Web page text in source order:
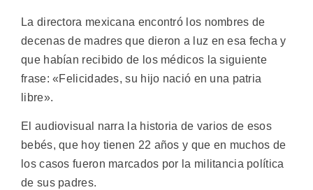
La directora mexicana encontró los nombres de
decenas de madres que dieron a luz en esa fecha y
que habían recibido de los médicos la siguiente
frase: «Felicidades, su hijo nació en una patria
libre».
El audiovisual narra la historia de varios de esos
bebés, que hoy tienen 22 años y que en muchos de
los casos fueron marcados por la militancia política
de sus padres.